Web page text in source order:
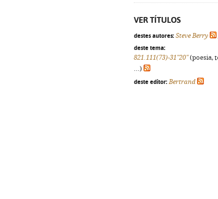
VER TÍTULOS
destes autores: Steve Berry
deste tema:
821.111(73)-31"20"(poesia,
...)
deste editor: Bertrand